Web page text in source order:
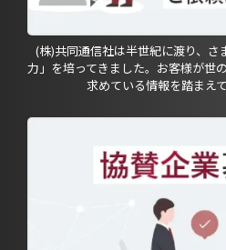
(株)共同通信社は半世紀に渡り、
力」を培ってきました。お客様が世
求めている情報を踏まえ